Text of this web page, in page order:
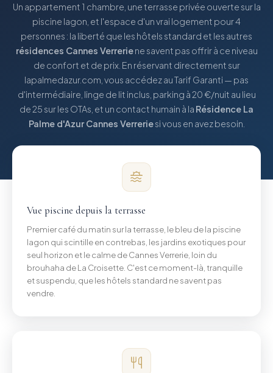
Un appartement 1 chambre, une terrasse privée ouverte sur la
piscine lagon, et l'espace d'un vrai logement pour 4
personnes : la liberté que les hôtels standard et les autres
résidences Cannes Verreriene savent pas offrir à ce niveau
de confort et de prix. En réservant directement sur
lapalmedazur.com, vous accédez au Tarif Garanti — pas
d'intermédiaire, linge de lit inclus, parking à 20 €/nuit au lieu
de 25 sur les OTAs, et un contact humain à la Résidence La
Palme d'Azur Cannes Verreriesi vous en avez besoin.
Vue piscine depuis la terrasse
Premier café du matin sur la terrasse, le bleu de la piscine
lagon qui scintille en contrebas, les jardins exotiques pour
seul horizon et le calme de Cannes Verrerie, loin du
brouhaha de La Croisette. C'est ce moment-là, tranquille
et suspendu, que les hôtels standard ne savent pas
vendre.